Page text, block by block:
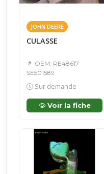
JOHN DEERE
CULASSE
OEM: RE48617
SE501589
Sur demande
Voir la fiche